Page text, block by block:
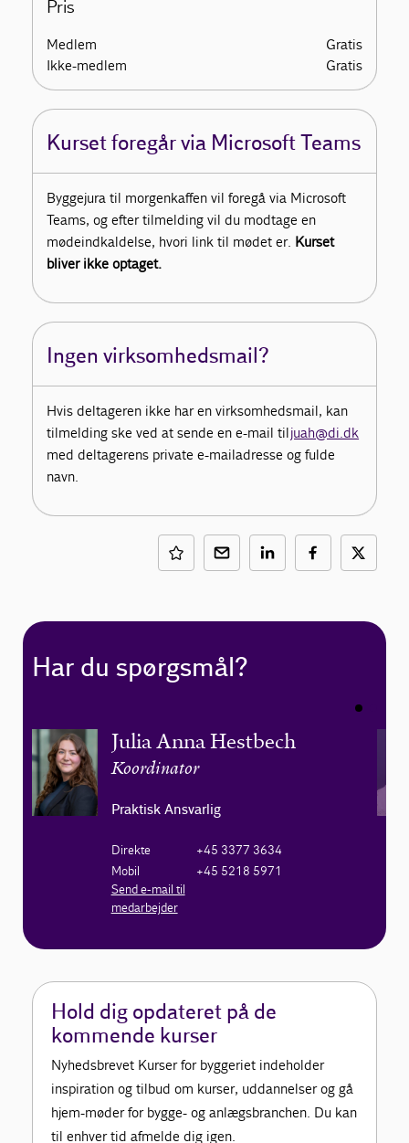
Pris
Medlem
Gratis
Ikke-medlem
Gratis
Kurset foregår via Microsoft Teams
Byggejura til morgenkaffen vil foregå via Microsoft
Teams, og efter tilmelding vil du modtage en
mødeindkaldelse, hvori link til mødet er. Kurset
bliver ikke optaget.
Ingen virksomhedsmail?
Hvis deltageren ikke har en virksomhedsmail, kan
tilmelding ske ved at sende en e-mail tiljuah@di.dk
med deltagerens private e-mailadresse og fulde
navn.
Har du spørgsmål?
Julia Anna Hestbech
Koordinator
Praktisk Ansvarlig
Direkte
+45 3377 3634
Mobil
+45 5218 5971
Send e-mail til
medarbejder
Hold dig opdateret på de
kommende kurser
Nyhedsbrevet Kurser for byggeriet indeholder
inspiration og tilbud om kurser, uddannelser og gå
hjem-møder for bygge- og anlægsbranchen. Du kan
til enhver tid afmelde dig igen.